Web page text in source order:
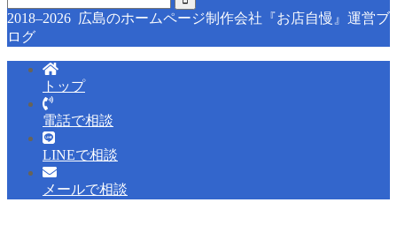
2018–2026 広島のホームページ制作会社『お店自慢』運営ブ
ログ
トップ
電話で相談
LINEで相談
メールで相談